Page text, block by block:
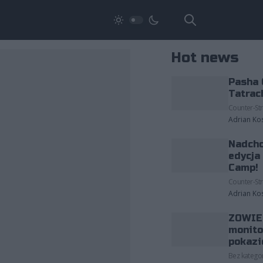
Hot news
Pasha
Counter-
Adrian
edycja
Camp!
Counter-
Adrian
Bez